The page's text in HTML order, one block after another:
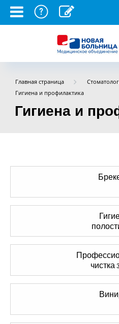
Главная страница
Гигиена и профилактика
Гигиена и
чистка